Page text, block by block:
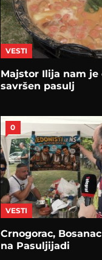
VESTI
Majstor Ilija nam
savršen pasulj
0
VESTI
Crnogorac,
na Pasuljijadi